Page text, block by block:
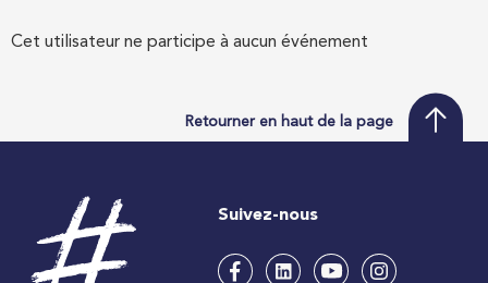
Cet utilisateur ne participe à aucun événement
Retourner en haut de la page
Suivez-nous